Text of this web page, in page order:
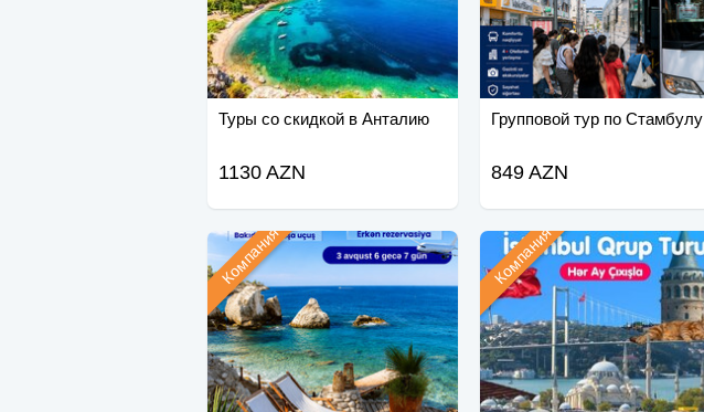
Туры со скидкой в Анталию
1130 AZN
Групповой тур по Стамбулу
849 AZN
Компания Компания